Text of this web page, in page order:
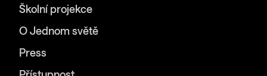
Školní projekce
O Jednom světě
Press